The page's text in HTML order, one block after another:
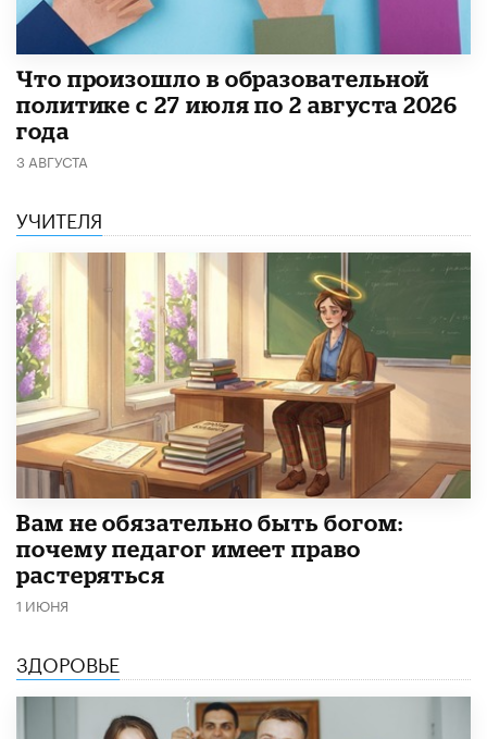
​Что произошло в образовательной
политике с 27 июля по 2 августа 2026
года
3 АВГУСТА
УЧИТЕЛЯ
​Вам не обязательно быть богом:
почему педагог имеет право
растеряться
1 ИЮНЯ
ЗДОРОВЬЕ